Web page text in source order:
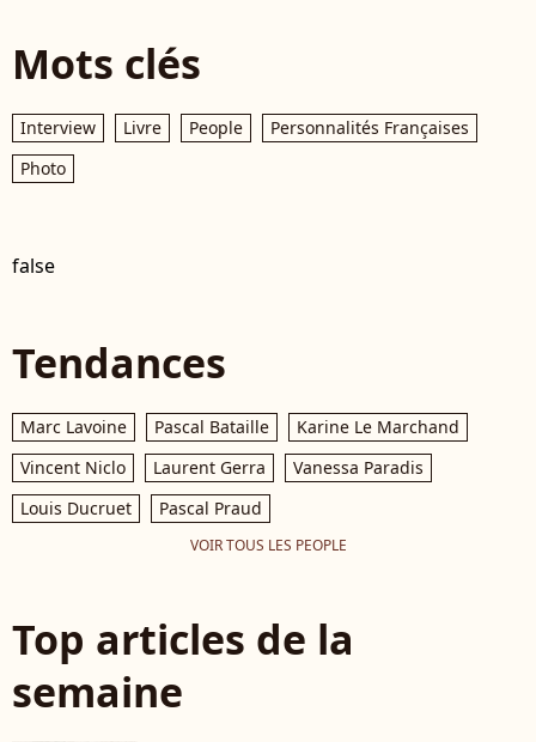
Mots clés
Interview Livre People
Personnalités Françaises
Photo
false
Tendances
Marc Lavoine Pascal Bataille
Karine Le Marchand
Vincent Niclo
Laurent Gerra
Vanessa Paradis
Louis Ducruet
Pascal Praud
VOIR TOUS LES PEOPLE
Top articles de la
semaine